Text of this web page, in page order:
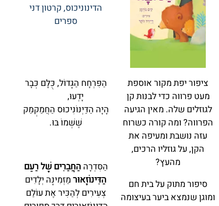
ציפור יפת מקור אוספת
מעט פרווה כדי לבנות קן
לגוזלים שלה. מאין הגיעה
הפרווה? ומה קורה כשרוח
עזה נושבת ומעיפה את
הקן, על גוזליו הרכים,
מהעץ?
סיפור מתוק על בית חם
ומוגן שנמצא ביער בעיצומה
הַפִּרְחָח הַגָּדוֹל, כֻּלָּם כְּבָר
יָדְעוּ,
הָיָה הַדַּיְנוֹנִיכוּס הַחֲמַקְמַק
שֶׁשְּׁמוֹ בּוּ.
הַסִּדְרָה הַחֲבֵרִים שֶׁל רַעַם
הַדִּינוֹזָאוּרמַזְמִינָה יְלָדִים
צְעִירִים לְהַכִּיר אֶת עוֹלַם